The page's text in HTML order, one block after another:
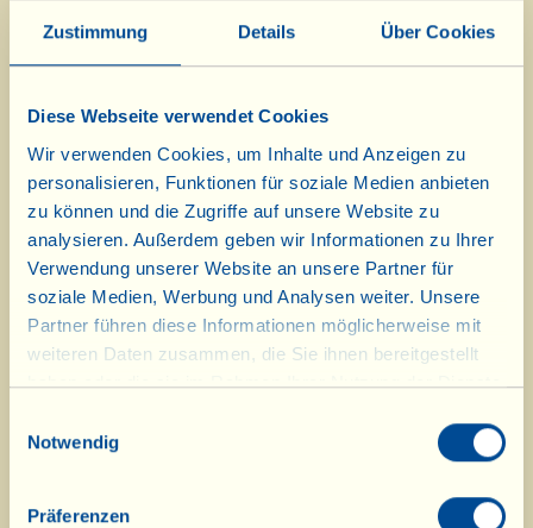
Zustimmung Details Über Cookies
Diese Webseite verwendet Cookies
Wir verwenden Cookies, um Inhalte und Anzeigen zu
personalisieren, Funktionen für soziale Medien anbieten
zu können und die Zugriffe auf unsere Website zu
analysieren. Außerdem geben wir Informationen zu Ihrer
Verwendung unserer Website an unsere Partner für
soziale Medien, Werbung und Analysen weiter. Unsere
Partner führen diese Informationen möglicherweise mit
weiteren Daten zusammen, die Sie ihnen bereitgestellt
haben oder die sie im Rahmen Ihrer Nutzung der Dienste
Notwendig
Präferenzen
12:00 – 15:00 Uhr), eine feste
Uhrzeit gibt es nicht. Wir bereiten
jeden Tag ein anderes Gericht zu.
Hier geht es zu den Rezepten zum
Nachkochen:Hierfinden Sie die
Sizilien.